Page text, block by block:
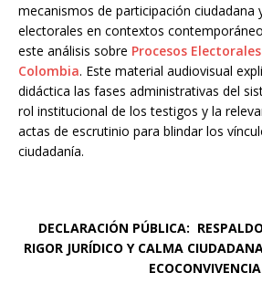
mecanismos de participación ciudadana
electorales en contextos
este análisis sobre Procesos
Colombia. Este material audiovisual
didáctica las fases administrativas del
rol institucional de los testigos y la
actas de escrutinio para blindar los
ciudadanía.
DECLARACIÓN PÚBLICA:
RIGOR JURÍDICO Y CALMA
ECOCONVIVENCIA